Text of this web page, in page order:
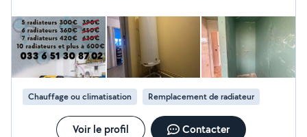
chauffant - Les réparations et l'installation de tuyaux,
éviers, robinets, réparation de réservoir de chasse
d'eau, etc.
Chauffage ou climatisation Remplacement de radiateur
Voir le profil Contacter